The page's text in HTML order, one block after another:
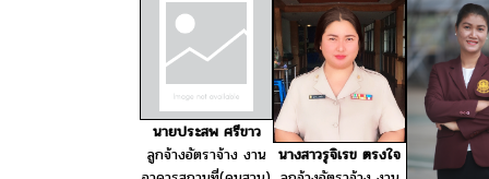
นายประสพ ศรีขาว
ลูกจ้างอัตราจ้าง งาน นางสาวรุจิเรข ตรงใจ